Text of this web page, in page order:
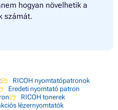
hogyan növelhetik a
számát.
RICOH nyomtatópatronok
Eredeti nyomtató patron
RICOH tonerek
lézernyomtatók